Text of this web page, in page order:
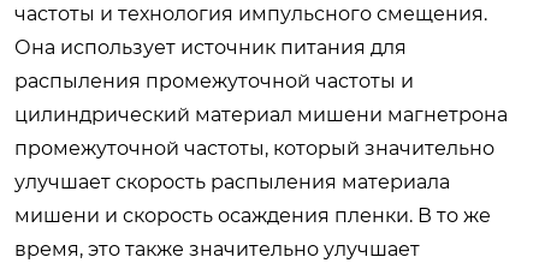
частоты и технология импульсного смещения.
Она использует источник питания для
распыления промежуточной частоты и
цилиндрический материал мишени магнетрона
промежуточной частоты, который значительно
улучшает скорость распыления материала
мишени и скорость осаждения пленки. В то же
время, это также значительно улучшает